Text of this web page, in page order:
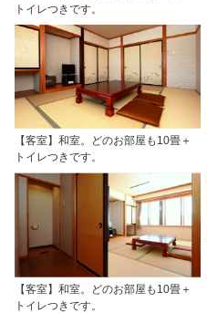
トイレつきです。
【客室】和室。どのお部屋も10畳＋
トイレつきです。
【客室】和室。どのお部屋も10畳＋
トイレつきです。